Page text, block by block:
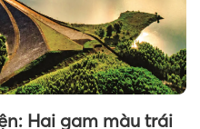
Hai gam màu trái